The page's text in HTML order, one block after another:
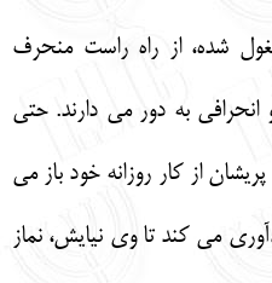
شده، از راه راست منحرف
انحرافي به دور مي دارند. حتي
از كار روزانه خود باز مي
مي كند تا وي نيايش، نماز